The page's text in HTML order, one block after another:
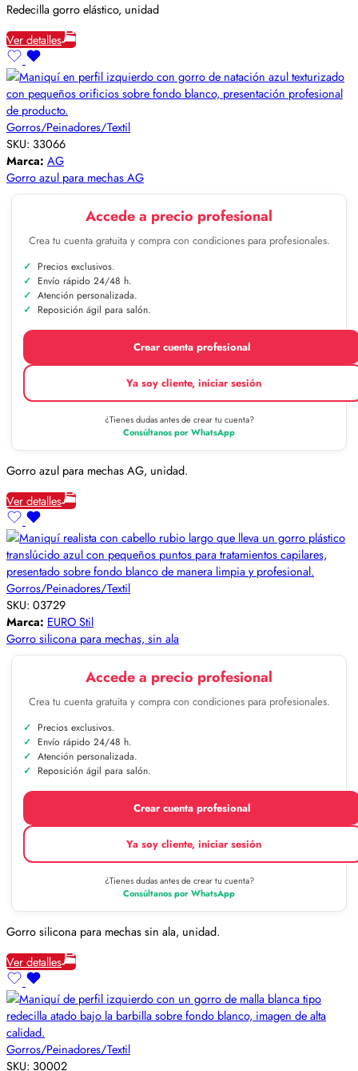
Redecilla gorro elástico, unidad
Ver detalles
Gorros/Peinadores/Textil
SKU: 33066
Marca: AG
Gorro azul para mechas AG
Accede a precio profesional
Crea tu cuenta gratuita y compra con condiciones para profesionales.
Precios exclusivos.
Envío rápido 24/48 h.
Atención personalizada.
Reposición ágil para salón.
Crear cuenta profesional
Ya soy cliente, iniciar sesión
¿Tienes dudas antes de crear tu cuenta?
Consúltanos por WhatsApp
Gorro azul para mechas AG, unidad.
Ver detalles
Gorros/Peinadores/Textil
SKU: 03729
Marca: EURO Stil
Gorro silicona para mechas, sin ala
Accede a precio profesional
Crea tu cuenta gratuita y compra con condiciones para profesionales.
Precios exclusivos.
Envío rápido 24/48 h.
Atención personalizada.
Reposición ágil para salón.
Crear cuenta profesional
Ya soy cliente, iniciar sesión
¿Tienes dudas antes de crear tu cuenta?
Consúltanos por WhatsApp
Gorro silicona para mechas sin ala, unidad.
Ver detalles
Gorros/Peinadores/Textil
SKU: 30002